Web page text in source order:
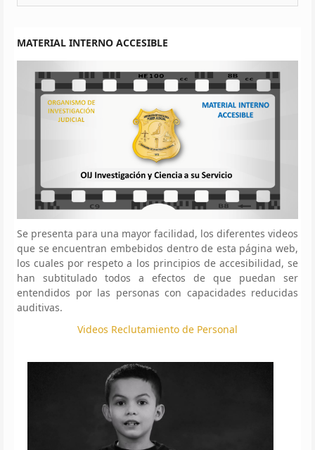
MATERIAL INTERNO ACCESIBLE
Se presenta para una mayor facilidad, los diferentes videos
que se encuentran embebidos dentro de esta página web,
los cuales por respeto a los principios de accesibilidad, se
han subtitulado todos a efectos de que puedan ser
entendidos por las personas con capacidades reducidas
auditivas.
Videos Reclutamiento de Personal